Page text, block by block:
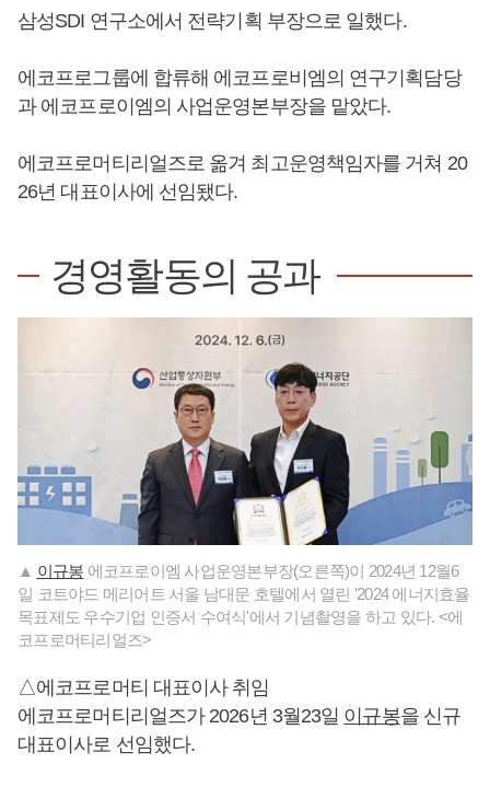
삼성SDI 연구소에서 전략기획 부장으로 일했다.
에코프로그룹에 합류해 에코프로비엠의 연구기획담당
과 에코프로이엠의 사업운영본부장을 맡았다.
에코프로머티리얼즈로 옮겨 최고운영책임자를 거쳐 20
26년 대표이사에 선임됐다.
경영활동의 공과
▲ 이규봉 에코프로이엠 사업운영본부장(오른쪽)이 2024년 12월6
일 코트야드 메리어트 서울 남대문 호텔에서 열린 '2024 에너지효율
목표제도 우수기업 인증서 수여식'에서 기념촬영을 하고 있다. <에
코프로머티리얼즈>
△에코프로머티 대표이사 취임
에코프로머티리얼즈가 2026년 3월23일 이규봉을 신규
대표이사로 선임했다.